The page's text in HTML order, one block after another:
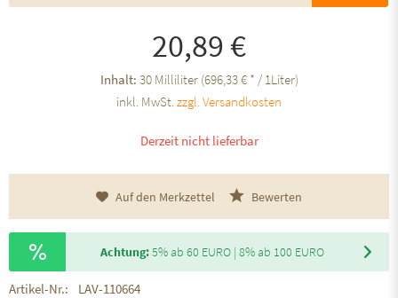
20,89 €
Inhalt: 30 Milliliter (696,33 € * / 1Liter)
inkl. MwSt.zzgl. Versandkosten
Derzeit nicht lieferbar
Auf den Merkzettel Bewerten
Achtung:5% ab 60 EURO | 8% ab 100 EURO
Artikel-Nr.:
LAV-110664